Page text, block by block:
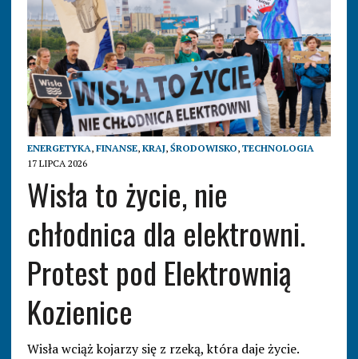
ENERGETYKA, FINANSE, KRAJ, ŚRODOWISKO, TECHNOLOGIA
17 LIPCA 2026
Wisła to życie, nie
chłodnica dla elektrowni.
Protest pod Elektrownią
Kozienice
Wisła wciąż kojarzy się z rzeką, która daje życie.